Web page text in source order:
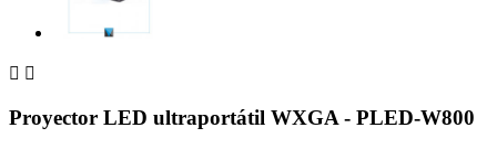
 
Proyector LED ultraportátil WXGA - PLED-W800